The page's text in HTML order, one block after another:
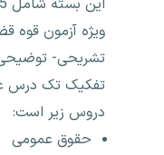
ویژه آزمون قوه
تشریحی-
تفکیک تک درس
دروس زیر است:
حقوق عمومی